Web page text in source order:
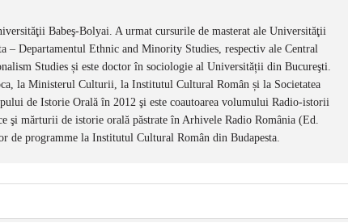
Babeş-Bolyai. A urmat cursurile de masterat ale Universităţii
– Departamentul Ethnic and Minority Studies, respectiv ale Central
Studies și este doctor în sociologie al Universității din Bucureşti.
la Ministerul Culturii, la Institutul Cultural Român și la Societatea
de Istorie Orală în 2012 şi este coautoarea volumului Radio-istorii
şi mărturii de istorie orală păstrate în Arhivele Radio România (Ed.
de programme la Institutul Cultural Român din Budapesta.